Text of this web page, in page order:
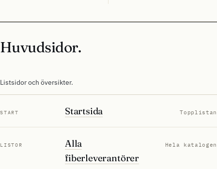
Huvudsidor.
Listsidor och översikter.
START Startsida Topplistan
LISTOR
Alla
fiberleverantörer
Hela katalogen